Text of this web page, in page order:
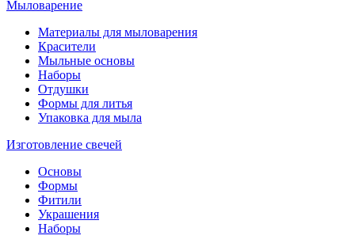
Мыловарение
Материалы для мыловарения
Красители
Мыльные основы
Наборы
Отдушки
Формы для литья
Упаковка для мыла
Изготовление свечей
Основы
Формы
Фитили
Украшения
Наборы